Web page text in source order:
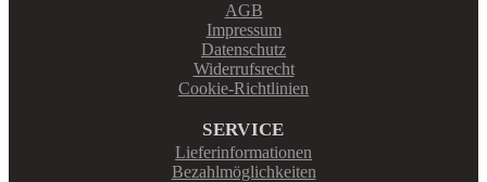
AGB
Impressum
Datenschutz
Widerrufsrecht
Cookie-Richtlinien
SERVICE
Lieferinformationen
Bezahlmöglichkeiten